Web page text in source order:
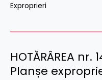
Exproprieri
HOTĂRÂREA nr.
Planșe